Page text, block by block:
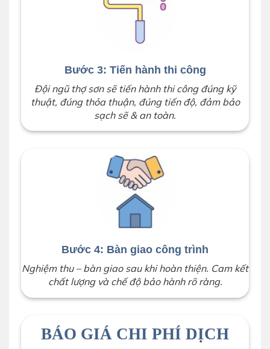
Bước 3: Tiến hành thi công
Đội ngũ thợ sơn sẽ tiến hành thi công đúng kỹ
thuật, đúng thỏa thuận, đúng tiến độ, đảm bảo
sạch sẽ & an toàn.
Bước 4: Bàn giao công trình
Nghiệm thu – bàn giao sau khi hoàn thiện. Cam kết
chất lượng và chế độ bảo hành rõ ràng.
BÁO GIÁ CHI PHÍ DỊCH